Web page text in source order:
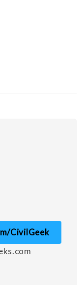
CivilGeek